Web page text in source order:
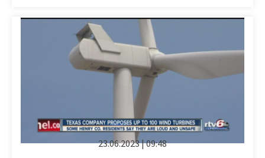
23.06.2023 | 09:48